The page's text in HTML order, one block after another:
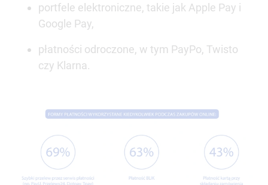
portfele elektroniczne, takie jak Apple Pay i
Google Pay,
płatności odroczone, w tym PayPo, Twisto
czy Klarna.